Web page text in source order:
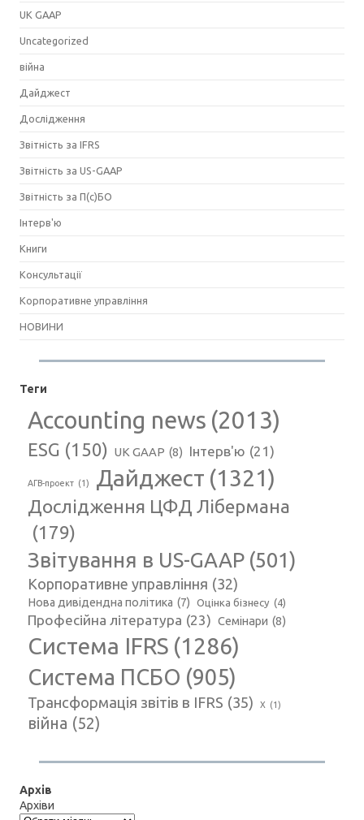
UK GAAP
Uncategorized
війна
Дайджест
Дослідження
Звітність за IFRS
Звітність за US-GAAP
Звітність за П(с)БО
Інтерв'ю
Книги
Консультації
Корпоративне управління
НОВИНИ
Теги
Accounting news (2013)
ESG (150) UK GAAP (8) Інтерв'ю (21)
АГВ-проект (1) Дайджест (1321)
Дослідження ЦФД Лібермана
(179)
Звітування в US-GAAP (501)
Корпоративне управління (32)
Нова дивідендна політика (7) Оцінка бізнесу (4)
Професійна література (23) Семінари (8)
Система IFRS (1286)
Система ПСБО (905)
Трансформація звітів в IFRS (35) Х (1)
війна (52)
Архів
Архіви